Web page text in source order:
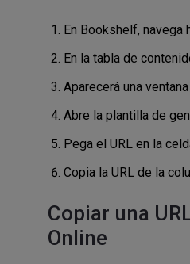
En Bookshelf, navega
En la tabla de
Aparecerá una
Abre la plantilla de
Pega el URL en la
Copia la URL de la
Copiar una
Online